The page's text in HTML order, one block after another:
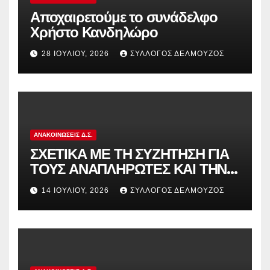
Αποχαιρετούμε το συνάδελφο
Χρήστο Κανδηλώρο
28 ΙΟΥΛΊΟΥ, 2026 ΣΎΛΛΟΓΟΣ ΔΕΛΜΟΎΖΟΣ
ΑΝΑΚΟΙΝΏΣΕΙΣ Δ.Σ.
ΣΧΕΤΙΚΑ ΜΕ ΤΗ ΣΥΖΗΤΗΣΗ ΓΙΑ
ΤΟΥΣ ΑΝΑΠΛΗΡΩΤΕΣ ΚΑΙ ΤΗΝ
ΠΑΡΑΠΟΜΠΗ ΤΗΣ ΕΛΛΑΔΑΣ
ΣΤΟ ΕΥΡΩΠΑΪΚΟ ΔΙΚΑΣΤΗΡΙΟ
14 ΙΟΥΛΊΟΥ, 2026 ΣΎΛΛΟΓΟΣ ΔΕΛΜΟΎΖΟΣ